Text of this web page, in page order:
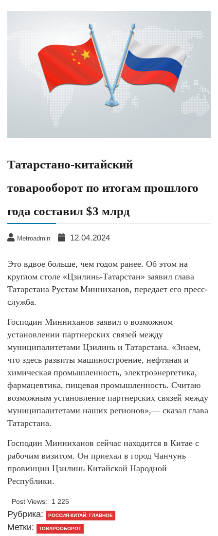
Татарстано-китайский
товарооборот по итогам прошлого
года составил $3 млрд
Metroadmin 12.04.2024
Это вдвое больше, чем годом ранее. Об этом на
круглом столе «Цзилинь-Татарстан» заявил глава
Татарстана Рустам Минниханов, передает его пресс-
служба.
Господин Минниханов заявил о возможном
установлении партнерских связей между
муниципалитетами Цзилинь и Татарстана. «Знаем,
что здесь развиты машиностроение, нефтяная и
химическая промышленность, электроэнергетика,
фармацевтика, пищевая промышленность. Считаю
возможным установление партнерских связей между
муниципалитетами наших регионов»,— сказал глава
Татарстана.
Господин Минниханов сейчас находится в Китае с
рабочим визитом. Он приехал в город Чанчунь
провинции Цзилинь Китайской Народной
Республики.
Post Views: 1 225
Рубрика: РОССИЯ-КИТАЙ: ГЛАВНОЕ
Метки: ТОВАРООБОРОТ